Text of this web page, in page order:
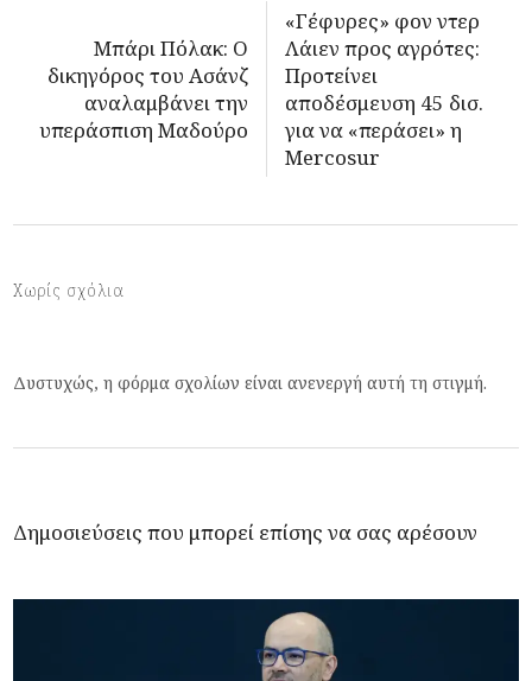
Μπάρι Πόλακ: Ο
δικηγόρος του Ασάνζ
αναλαμβάνει την
υπεράσπιση Μαδούρο
«Γέφυρες» φον ντερ
Λάιεν προς αγρότες:
Προτείνει
αποδέσμευση 45 δισ.
για να «περάσει» η
Mercosur
Χωρίς σχόλια
Δυστυχώς, η φόρμα σχολίων είναι ανενεργή αυτή τη στιγμή.
Δημοσιεύσεις που μπορεί επίσης να σας αρέσουν